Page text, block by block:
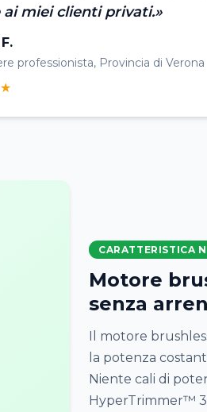
ai miei clienti privati.»
professionista, Provincia di Verona
CARATTERISTICA
Motore
senza
Il motore
la potenza
Niente cali di
HyperTrimmer™